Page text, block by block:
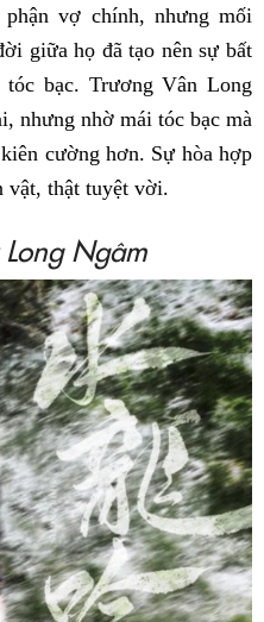
vợ chính, nhưng mối
giữa họ đã tạo nên sự bất
bạc. Trương Vân Long
nhưng nhờ mái tóc bạc mà
cường hơn. Sự hòa hợp
vật, thật tuyệt vời.
Long Ngâm